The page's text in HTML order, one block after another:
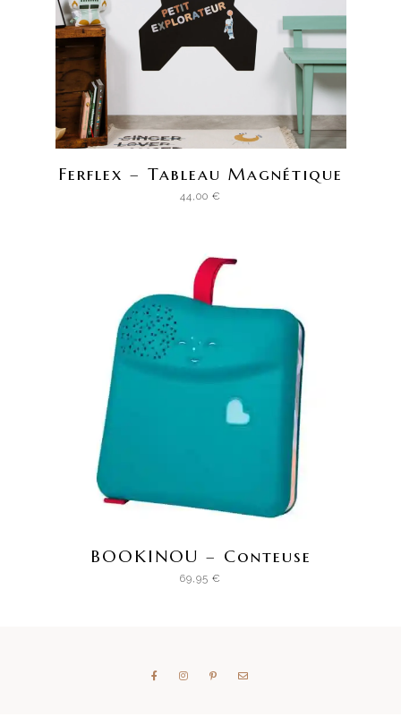
Ferflex – Tableau Magnétique
44,00 €
BOOKINOU – Conteuse
69,95 €